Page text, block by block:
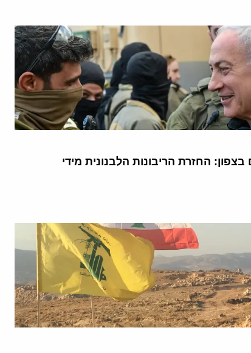
החזרת הריבונות הלבנונית מידי